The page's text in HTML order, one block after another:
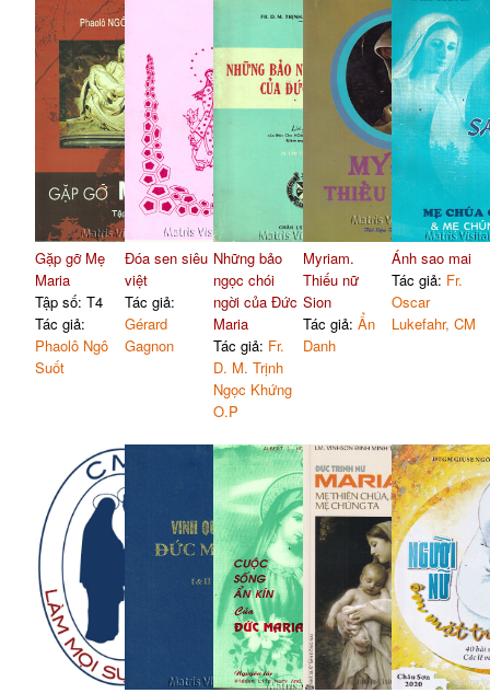
Gặp gỡ Mẹ
Maria
Tập số: T4
Tác giả:
Phaolô Ngô
Suốt
Đóa sen siêu
việt
Tác giả:
Gérard
Gagnon
Những bảo
ngọc chói
ngời của Đức
Maria
Tác giả: Fr.
D. M. Trịnh
Ngọc Khứng
O.P
Myriam.
Thiếu nữ
Sion
Tác giả: Ẩn
Danh
Ánh sao mai
Tác giả: Fr.
Oscar
Lukefahr, CM